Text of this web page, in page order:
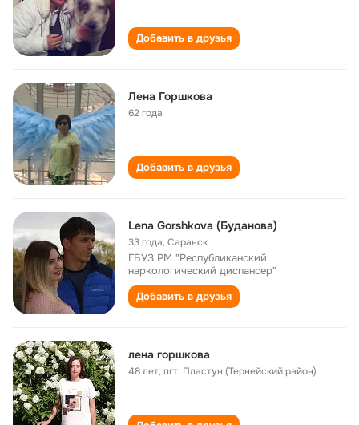
Добавить в друзья
Лена Горшкова
62 года
Добавить в друзья
Lena Gorshkova (Буданова)
33 года,Саранск
ГБУЗ РМ "Республиканский
наркологический диспансер"
Добавить в друзья
лена горшкова
48 лет,пгт. Пластун (Тернейский район)